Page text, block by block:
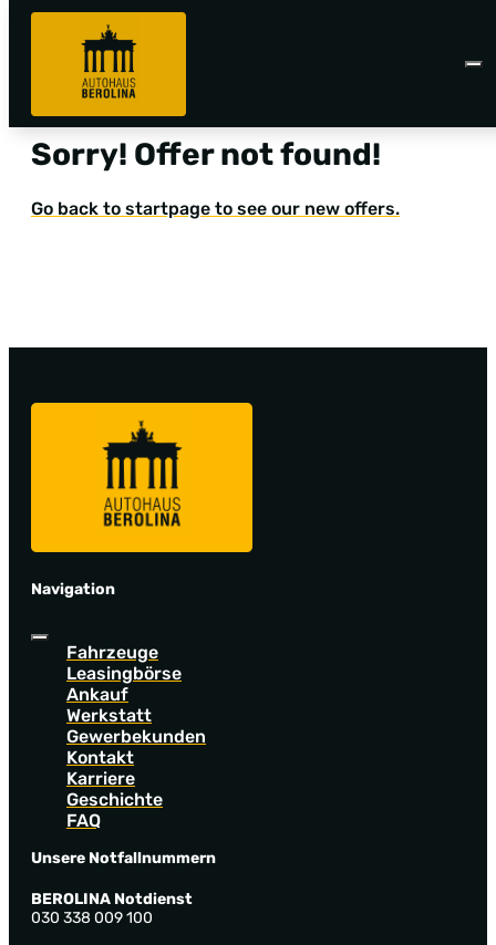
Sorry! Offer not found!
Go back to startpage to see our new offers.
Navigation
Fahrzeuge
Leasingbörse
Ankauf
Werkstatt
Gewerbekunden
Kontakt
Karriere
Geschichte
FAQ
Unsere Notfallnummern
BEROLINA Notdienst
030 338 009 100